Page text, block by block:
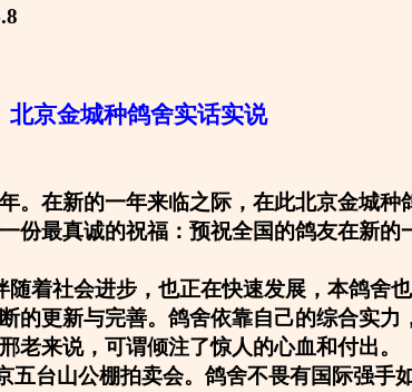
北京金城种鸽舍实话实说
。在新的一年来临之际，在此北京金城种
份最真诚的祝福：预祝全国的鸽友在新的
着社会进步，也正在快速发展，本鸽舍
的更新与完善。鸽舍依靠自己的综合实力
老来说，可谓倾注了惊人的心血和付出。
五台山公棚拍卖会。鸽舍不畏有国际强手